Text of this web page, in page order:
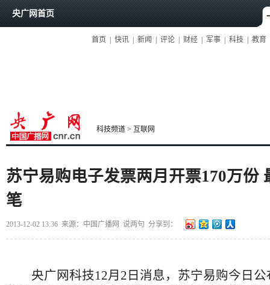
央广网首页
首页 快讯 新闻 评论 财经 军事 科技 教育
科技频道 > 互联网
苏宁易购电子发票两月开票170万份
笔
2013-12-02 13:36 来源：中国广播网 说两句 分享到：
央广网科技12月2日消息，苏宁易购今日公